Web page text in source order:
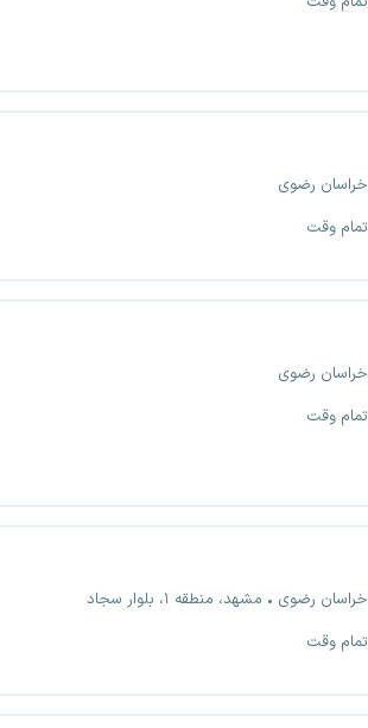
خراسان رضوی
تمام وقت
خراسان رضوی
تمام وقت
خراسان رضوی
مشهد، منطقه ۱، بلوار سجاد
تمام وقت